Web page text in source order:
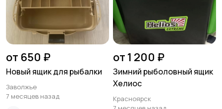
от 650 ₽
Новый ящик для рыбалки
Заволжье
7 месяцев назад
от 1 200 ₽
Зимний рыболовный ящик
Хелиос
Красноярск